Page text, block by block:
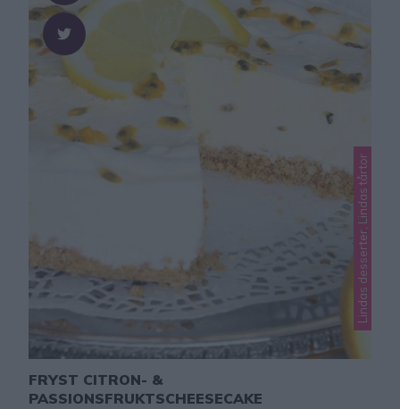
Lindas desserter, Lindas tårtor
FRYST CITRON- &
PASSIONSFRUKTSCHEESECAKE